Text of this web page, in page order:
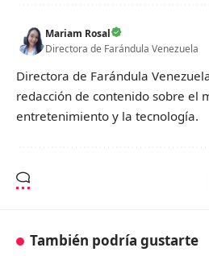
Mariam Rosal
Directora de Farándula Venezuela
Directora de Farándula
redacción de contenido sobre el
entretenimiento y la tecnología.
También podría gustarte